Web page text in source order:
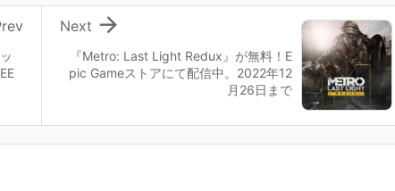
『Metro: Last Light Redux』が無料！E
pic Gameストアにて配信中。2022年12
月26日まで

Next